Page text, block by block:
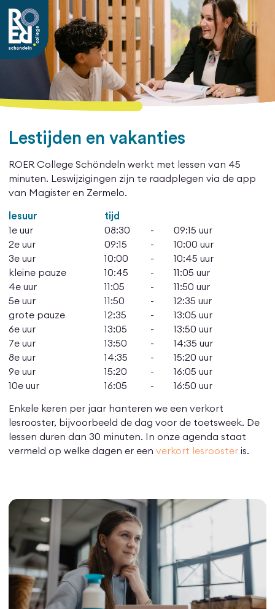
Lestijden en vakanties
ROER College Schöndeln werkt met lessen van 45
minuten. Leswijzigingen zijn te raadplegen via de app
van Magister en Zermelo.
lesuur tijd
1e uur 08:30 -
09:15 uur
2e uur
09:15 -
10:00 uur
3e uur
10:00 -
10:45 uur
kleine pauze
10:45 -
11:05 uur
4e uur
11:05 -
11:50 uur
5e uur
11:50 -
12:35 uur
grote pauze
12:35 -
13:05 uur
6e uur
13:05 -
13:50 uur
7e uur
13:50 -
14:35 uur
8e uur
14:35 -
15:20 uur
9e uur
15:20 -
16:05 uur
10e uur
16:05 - 16:50 uur
Enkele keren per jaar hanteren we een verkort
lesrooster, bijvoorbeeld de dag voor de toetsweek. De
lessen duren dan 30 minuten. In onze agenda staat
vermeld op welke dagen er eenverkort lesroosteris.